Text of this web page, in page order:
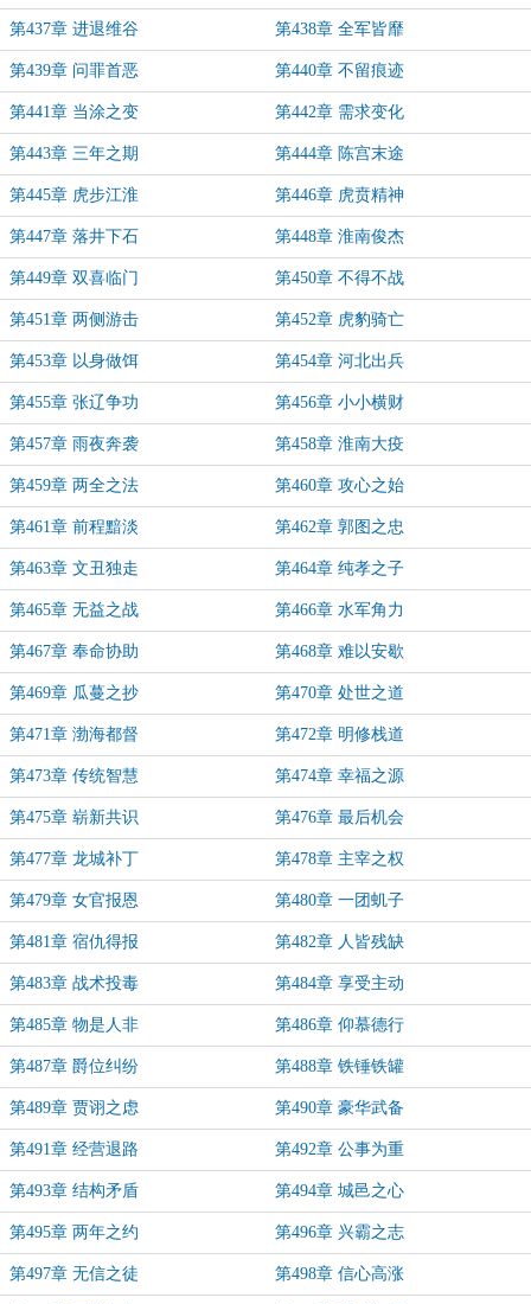
第437章 进退维谷 第438章 全军皆靡
第439章 问罪首恶 第440章 不留痕迹
第441章 当涂之变 第442章 需求变化
第443章 三年之期 第444章 陈宫末途
第445章 虎步江淮 第446章 虎贲精神
第447章 落井下石 第448章 淮南俊杰
第449章 双喜临门 第450章 不得不战
第451章 两侧游击 第452章 虎豹骑亡
第453章 以身做饵 第454章 河北出兵
第455章 张辽争功 第456章 小小横财
第457章 雨夜奔袭 第458章 淮南大疫
第459章 两全之法 第460章 攻心之始
第461章 前程黯淡 第462章 郭图之忠
第463章 文丑独走 第464章 纯孝之子
第465章 无益之战 第466章 水军角力
第467章 奉命协助 第468章 难以安歇
第469章 瓜蔓之抄 第470章 处世之道
第471章 渤海都督 第472章 明修栈道
第473章 传统智慧 第474章 幸福之源
第475章 崭新共识 第476章 最后机会
第477章 龙城补丁 第478章 主宰之权
第479章 女官报恩 第480章 一团虮子
第481章 宿仇得报 第482章 人皆残缺
第483章 战术投毒 第484章 享受主动
第485章 物是人非 第486章 仰慕德行
第487章 爵位纠纷 第488章 铁锤铁罐
第489章 贾诩之虑 第490章 豪华武备
第491章 经营退路 第492章 公事为重
第493章 结构矛盾 第494章 城邑之心
第495章 两年之约 第496章 兴霸之志
第497章 无信之徒 第498章 信心高涨